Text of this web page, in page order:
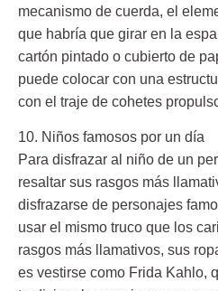
mecanismo de cuerda, el
que habría que girar en la
cartón pintado o cubierto de
puede colocar con una
con el traje de cohetes
10. Niños famosos por un día
Para disfrazar al niño de un
resaltar sus rasgos más
disfrazarse de personajes
usar el mismo truco que los
rasgos más llamativos, sus
es vestirse como Frida Kahlo,